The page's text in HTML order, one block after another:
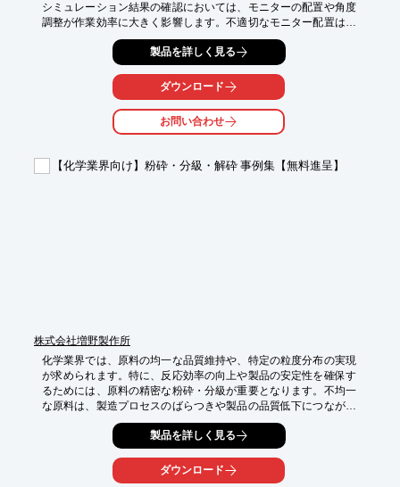
シミュレーション結果の確認においては、モニターの配置や角度
調整が作業効率に大きく影響します。不適切なモニター配置は、
長時間の作業による身体への負担増や、情報の見落としにつなが
る可能性があります。ET Arm B7は、スプリング機構による滑ら
かな可動性で、モニターを最適な位置に調整し、研究者の負担軽
減と作業効率の向上をサポートします。
【活用シーン】
・実験データのリアルタイムモニタリング
・複数の解析ソフトウェア画面の同時表示
・顕微鏡画像や解析画像の確認
製品を詳しく見る
ダウンロード
お問い合わせ
【化学業界向け】粉砕・分級・解砕 事例集【無料進呈】
株式会社増野製作所
化学業界では、原料の均一な品質維持や、特定の粒度分布の実現
が求められます。特に、反応効率の向上や製品の安定性を確保す
るためには、原料の精密な粉砕・分級が重要となります。不均一
な原料は、製造プロセスのばらつきや製品の品質低下につながる
可能性があります。本事例集では、増野製作所の分級機や粉砕機
を用いた、化学分野における課題解決事例を紹介しています。
【活用シーン】
・化学原料の均一な粒度分布の実現
製品を詳しく見る
ダウンロード